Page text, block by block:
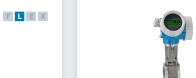
F L E X